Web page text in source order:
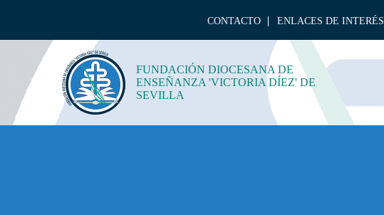
CONTACTO ENLACES DE INTERÉS
FUNDACIÓN DIOCESANA DE
ENSEÑANZA 'VICTORIA DÍEZ' DE
SEVILLA